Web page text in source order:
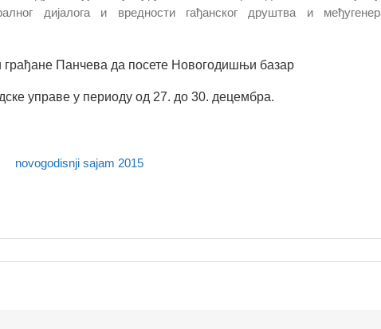
дијалога и вредности гађанског друштва и
грађане Панчева да посете Новогодишњи базар
управе у периоду од 27. до 30. децембра.